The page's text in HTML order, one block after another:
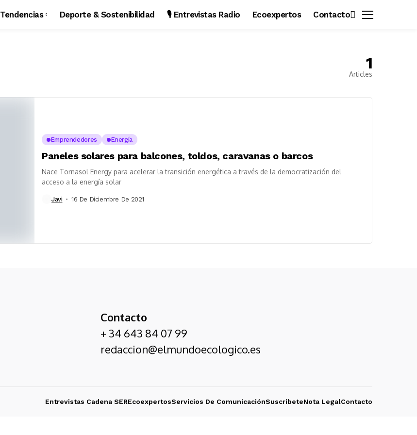
Tendencias Deporte & Sostenibilidad 🎙️ Entrevistas Radio Ecoexpertos Contacto
1
Articles
Emprendedores Energía
Paneles solares para balcones, toldos, caravanas o barcos
Nace Tornasol Energy para acelerar la transición energética a través de la democratización del
acceso a la energía solar
Javi 16 De Diciembre De 2021
Contacto
+ 34 643 84 07 99
redaccion@elmundoecologico.es
Entrevistas Cadena SEREcoexpertosServicios De ComunicaciónSuscríbeteNota LegalContacto